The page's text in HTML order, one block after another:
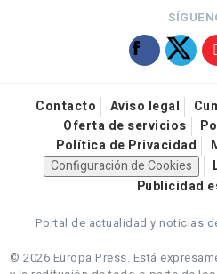
Contacto Aviso legal
Oferta de servicios
Política de Privacidad
Configuración de Cookies
Publicidad
Portal de actualidad y noticias
© 2026 Europa Press. Está